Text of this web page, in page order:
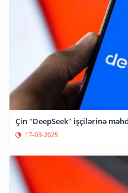
Çin "DeepSeek" işçilərinə
17-03-2025